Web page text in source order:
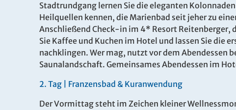
November
Dauer Zeitraum
4 Tage
Mo. 09.11. -
Stadtrundgang lernen Sie die eleganten
Heilquellen kennen, die Marienbad seit jeher zu
Anschließend Check-in im 4* Resort Reitenberger,
Sie Kaffee und Kuchen im Hotel und lassen Sie die
nachklingen. Wer mag, nutzt vor dem Abendessen
Saunalandschaft. Gemeinsames Abendessen im
2. Tag | Franzensbad & Kuranwendung
Der Vormittag steht im Zeichen kleiner